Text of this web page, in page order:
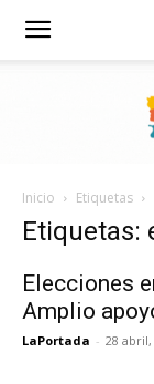
Diario
Portada
Inicio Etiquetas
Etiquetas:
Elecciones
Amplio
LaPortada - 28 abril,